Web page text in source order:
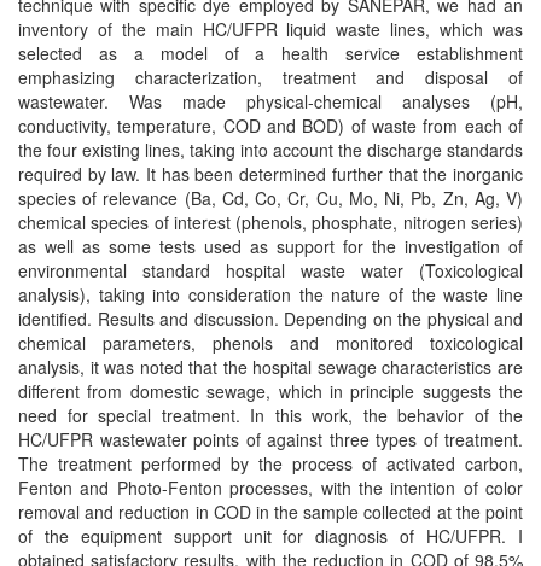
technique with specific dye employed by SANEPAR, we had an
inventory of the main HC/UFPR liquid waste lines, which was
selected as a model of a health service establishment
emphasizing characterization, treatment and disposal of
wastewater. Was made physical-chemical analyses (pH,
conductivity, temperature, COD and BOD) of waste from each of
the four existing lines, taking into account the discharge standards
required by law. It has been determined further that the inorganic
species of relevance (Ba, Cd, Co, Cr, Cu, Mo, Ni, Pb, Zn, Ag, V)
chemical species of interest (phenols, phosphate, nitrogen series)
as well as some tests used as support for the investigation of
environmental standard hospital waste water (Toxicological
analysis), taking into consideration the nature of the waste line
identified. Results and discussion. Depending on the physical and
chemical parameters, phenols and monitored toxicological
analysis, it was noted that the hospital sewage characteristics are
different from domestic sewage, which in principle suggests the
need for special treatment. In this work, the behavior of the
HC/UFPR wastewater points of against three types of treatment.
The treatment performed by the process of activated carbon,
Fenton and Photo-Fenton processes, with the intention of color
removal and reduction in COD in the sample collected at the point
of the equipment support unit for diagnosis of HC/UFPR. I
obtained satisfactory results, with the reduction in COD of 98.5%